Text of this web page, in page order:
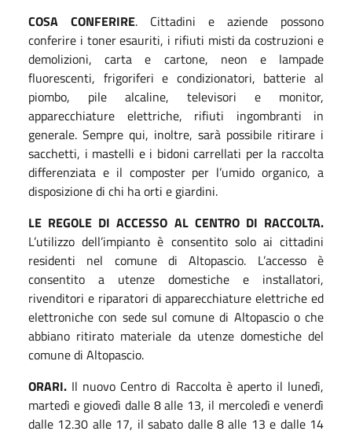
COSA CONFERIRE. Cittadini e aziende possono
conferire i toner esauriti, i rifiuti misti da costruzioni e
demolizioni, carta e cartone, neon e lampade
fluorescenti, frigoriferi e condizionatori, batterie al
piombo, pile alcaline, televisori e monitor,
apparecchiature elettriche, rifiuti ingombranti in
generale. Sempre qui, inoltre, sarà possibile ritirare i
sacchetti, i mastelli e i bidoni carrellati per la raccolta
differenziata e il composter per l’umido organico, a
disposizione di chi ha orti e giardini.
LE REGOLE DI ACCESSO AL CENTRO DI RACCOLTA.
L’utilizzo dell’impianto è consentito solo ai cittadini
residenti nel comune di Altopascio. L’accesso è
consentito a utenze domestiche e installatori,
rivenditori e riparatori di apparecchiature elettriche ed
elettroniche con sede sul comune di Altopascio o che
abbiano ritirato materiale da utenze domestiche del
comune di Altopascio.
ORARI. Il nuovo Centro di Raccolta è aperto il lunedì,
martedì e giovedì dalle 8 alle 13, il mercoledì e venerdì
dalle 12.30 alle 17, il sabato dalle 8 alle 13 e dalle 14